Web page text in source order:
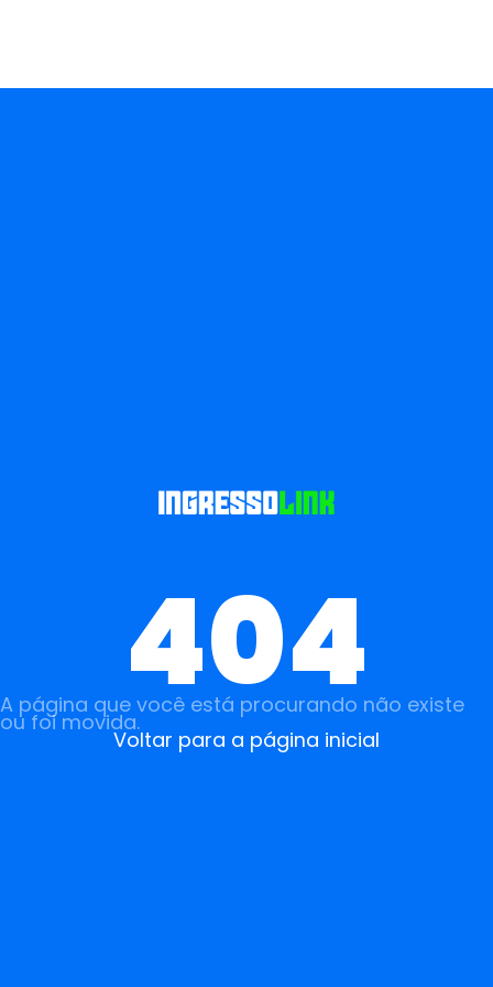
404
A página que você está procurando não existe
ou foi movida.
Voltar para a página inicial